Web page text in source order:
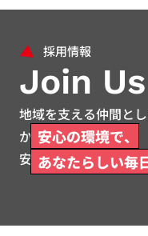
Join Us
地域を支える仲間と
か。
安心して働ける環境を
安心の環境で、
あなたらしい毎